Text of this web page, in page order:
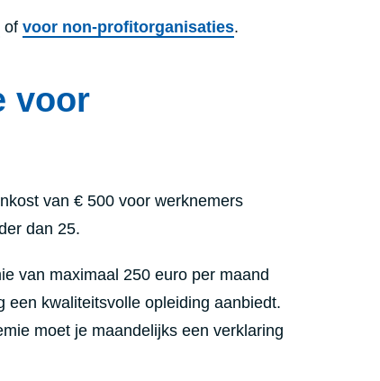
of voor non-profitorganisaties.
voor
van € 500 voor werknemers
dan 25.
van maximaal 250 euro per maand
een kwaliteitsvolle opleiding aanbiedt.
moet je maandelijks een verklaring